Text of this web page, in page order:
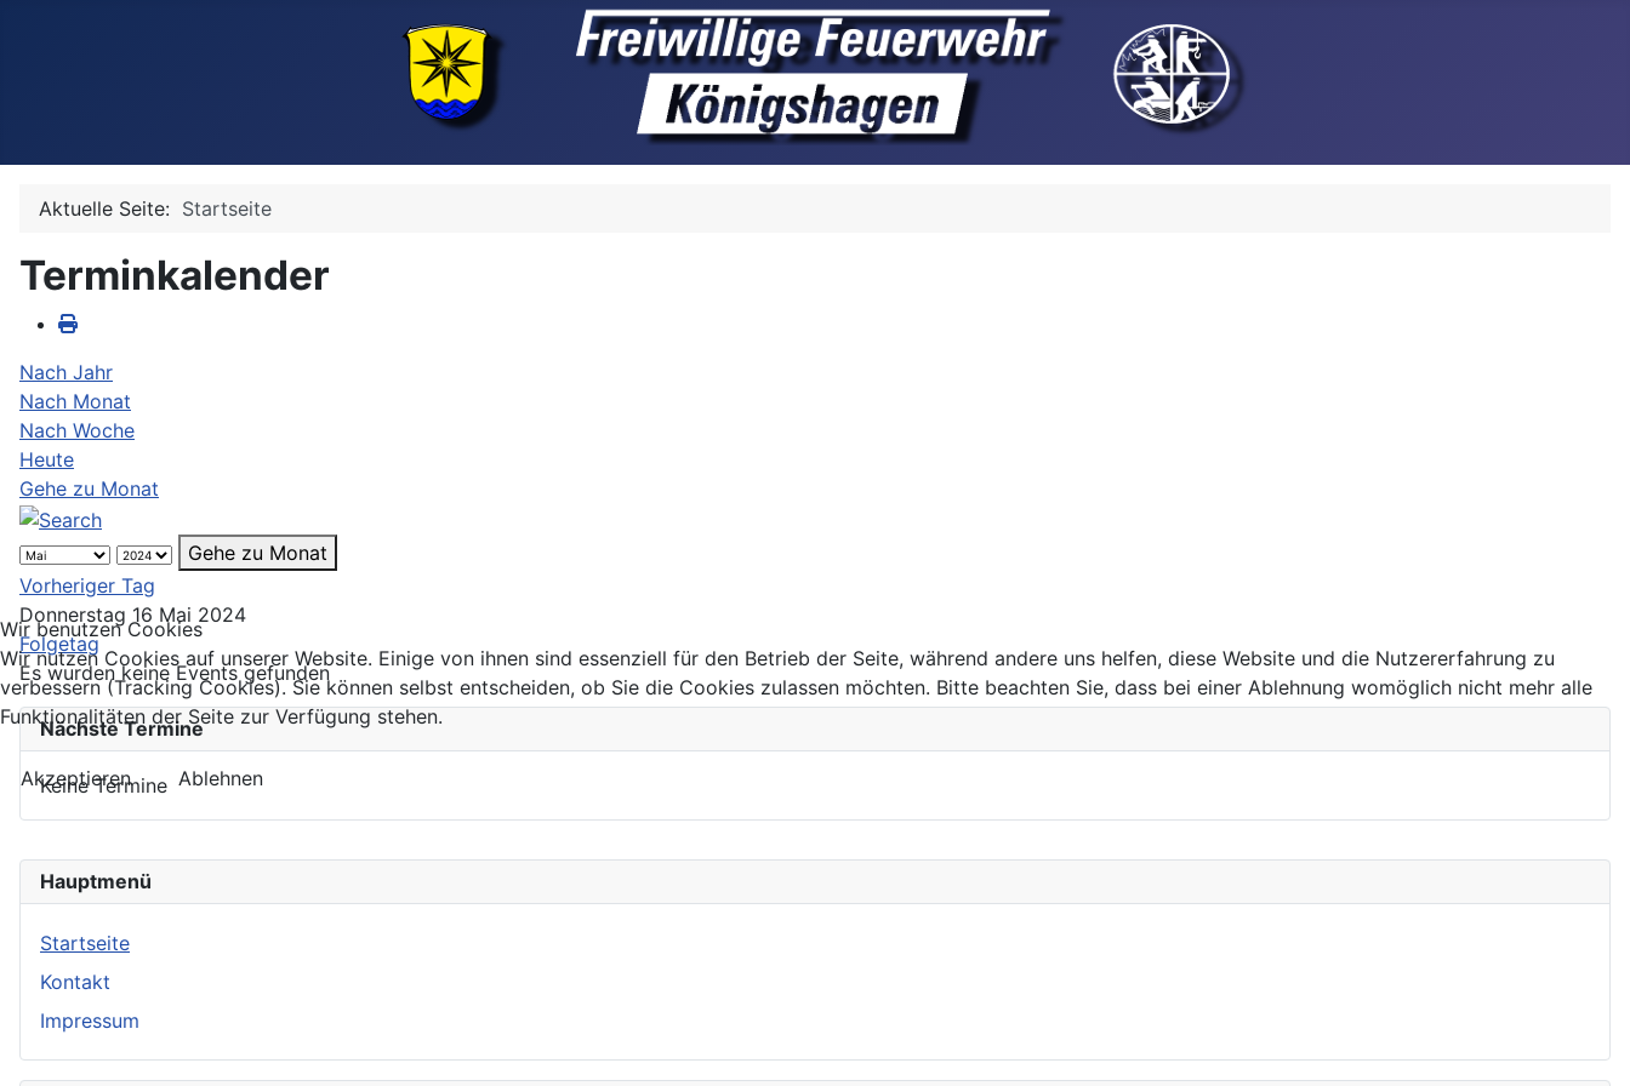
Hauptmenü
Startseite
Kontakt
Impressum
Aktuelle Seite: Startseite
Terminkalender
Nach Jahr
Nach Monat
Nach Woche
Heute
Gehe zu Monat
Gehe zu Monat
Vorheriger Tag
Donnerstag 16 Mai 2024
Folgetag
Es wurden keine Events gefunden
Nächste Termine
Keine Termine
Wir benutzen Cookies
Wir nutzen Cookies auf unserer Website. Einige von ihnen sind essenziell für den Betrieb der Seite, während andere uns helfen, diese Website und die Nutzererfahrung zu
verbessern (Tracking Cookies). Sie können selbst entscheiden, ob Sie die Cookies zulassen möchten. Bitte beachten Sie, dass bei einer Ablehnung womöglich nicht mehr alle
Funktionalitäten der Seite zur Verfügung stehen.
Akzeptieren Ablehnen